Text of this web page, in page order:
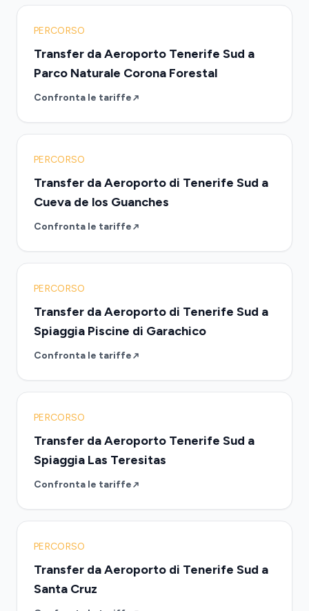
PERCORSO
Transfer da Aeroporto Tenerife Sud a
Parco Naturale Corona Forestal
Confronta le tariffe
PERCORSO
Transfer da Aeroporto di Tenerife Sud a
Cueva de los Guanches
Confronta le tariffe
PERCORSO
Transfer da Aeroporto di Tenerife Sud a
Spiaggia Piscine di Garachico
Confronta le tariffe
PERCORSO
Transfer da Aeroporto Tenerife Sud a
Spiaggia Las Teresitas
Confronta le tariffe
PERCORSO
Transfer da Aeroporto di Tenerife Sud a
Santa Cruz